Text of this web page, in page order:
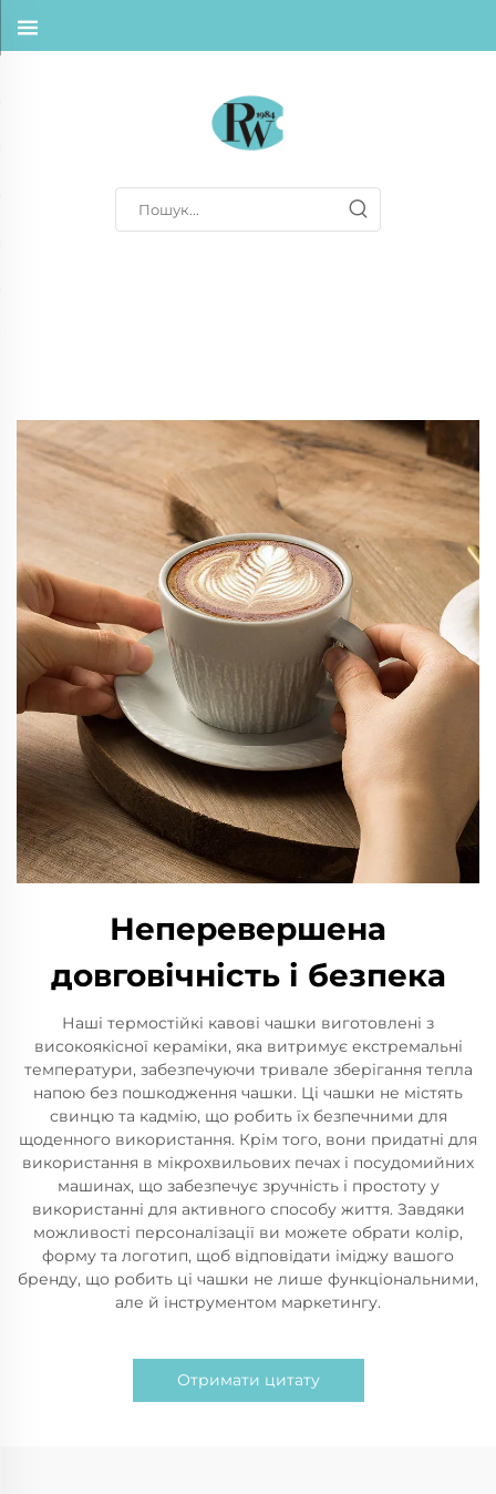
Неперевершена
довговічність і безпека
Наші термостійкі кавові чашки виготовлені з
високоякісної кераміки, яка витримує екстремальні
температури, забезпечуючи тривале зберігання тепла
напою без пошкодження чашки. Ці чашки не містять
свинцю та кадмію, що робить їх безпечними для
щоденного використання. Крім того, вони придатні для
використання в мікрохвильових печах і посудомийних
машинах, що забезпечує зручність і простоту у
використанні для активного способу життя. Завдяки
можливості персоналізації ви можете обрати колір,
форму та логотип, щоб відповідати іміджу вашого
бренду, що робить ці чашки не лише функціональними,
але й інструментом маркетингу.
Отримати цитату